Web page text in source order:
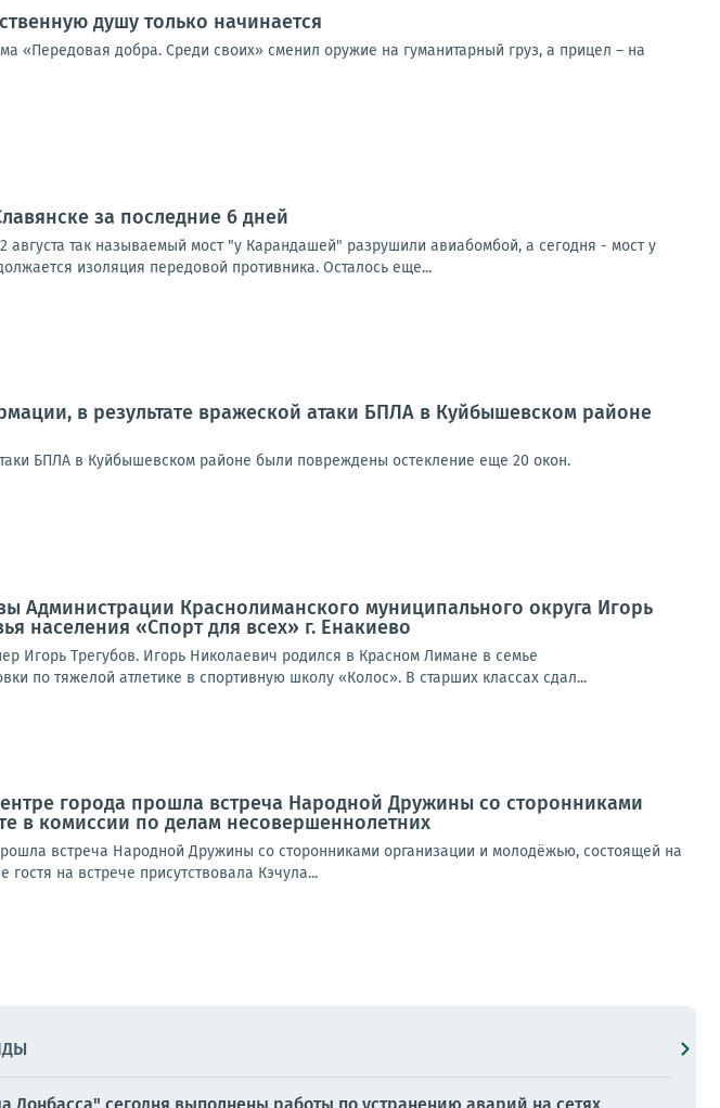
душу только начинается
«Передовая добра. Среди своих» сменил оружие на гуманитарный груз, а прицел – на
за последние 6 дней
августа так называемый мост "у Карандашей" разрушили авиабомбой, а сегодня - мост у
изоляция передовой противника. Осталось еще...
в результате вражеской атаки БПЛА в Куйбышевском районе
БПЛА в Куйбышевском районе были повреждены остекление еще 20 окон.
Администрации Краснолиманского муниципального округа Игорь
населения «Спорт для всех» г. Енакиево
Игорь Трегубов. Игорь Николаевич родился в Красном Лимане в семье
по тяжелой атлетике в спортивную школу «Колос». В старших классах сдал...
города прошла встреча Народной Дружины со сторонниками
в комиссии по делам несовершеннолетних
встреча Народной Дружины со сторонниками организации и молодёжью, состоящей на
на встрече присутствовала Кэчула...
сегодня выполнены работы по устранению аварий на сетях